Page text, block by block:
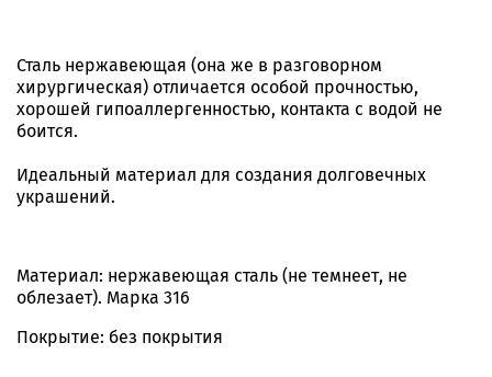
Сталь нержавеющая (она же в разговорном
хирургическая) отличается особой прочностью,
хорошей гипоаллергенностью, контакта с водой не
боится.
Идеальный материал для создания долговечных
украшений.
Материал: нержавеющая сталь (не темнеет, не
облезает). Марка 316
Покрытие: без покрытия